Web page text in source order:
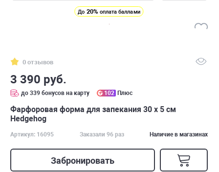
До 20% оплата баллами
0 отзывов
3 390 руб.
до 339 бонусов на карту 102 Плюс
Фарфоровая форма для запекания 30 х 5 см
Hedgehog
Артикул: 16095 Заказали 96 раз Наличие в магазинах
Забронировать